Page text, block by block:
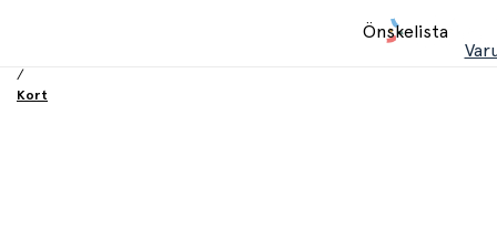
Önskelista
/
Kort